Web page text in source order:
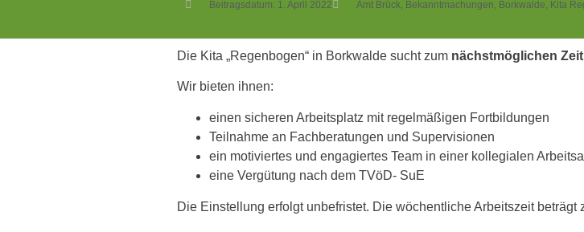
Beitragsdatum: 1. April 2022 Amt Brück, Bekanntmachungen, Borkwalde, Kita
Die Kita „Regenbogen“ in Borkwalde sucht zum nächstmöglichen
Wir bieten ihnen:
einen sicheren Arbeitsplatz mit regelmäßigen Fortbildungen
Teilnahme an Fachberatungen und Supervisionen
ein motiviertes und engagiertes Team in einer kollegialen
eine Vergütung nach dem TVöD- SuE
Die Einstellung erfolgt unbefristet. Die wöchentliche Arbeitszeit beträgt